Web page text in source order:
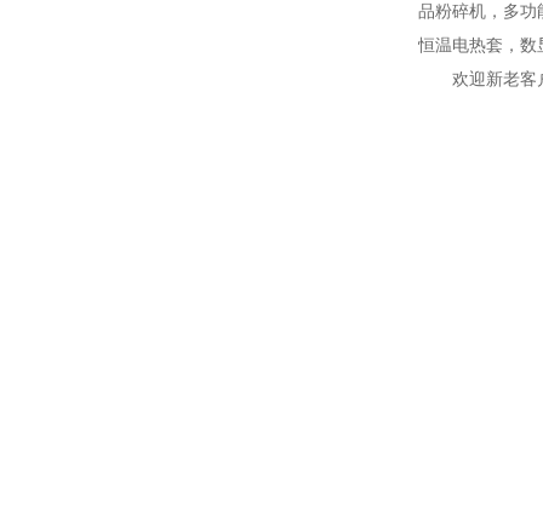
品粉碎机，多功
恒温电热套，数
欢迎新老客